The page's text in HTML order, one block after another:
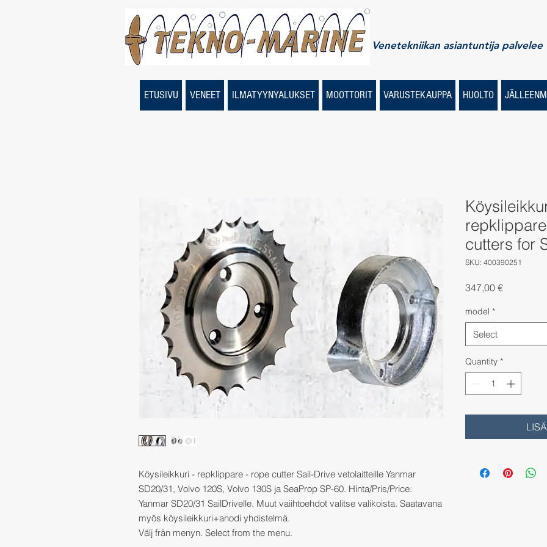
Venetekniikan asiantuntija palvelee
ETUSIVU VENEET ILMATYYNYALUKSET MOOTTORIT VARUSTEKAUPPA HUOLTO
Köysileikkuri - repklippare - rope cutter Sail-Drive vetolaitteille Yanmar
SD20/31, Volvo 120S, Volvo 130S ja SeaProp SP-60. Hinta/Pris/Price:
Yanmar SD20/31 SailDrivelle. Muut vaiihtoehdot valitse valikoista. Saatavana
myös köysileikkuri+anodi yhdistelmä.
Välj från menyn. Select from the menu.
cutters for
SKU: 400390251
347,00 €Price
model *
Select
Quantity *